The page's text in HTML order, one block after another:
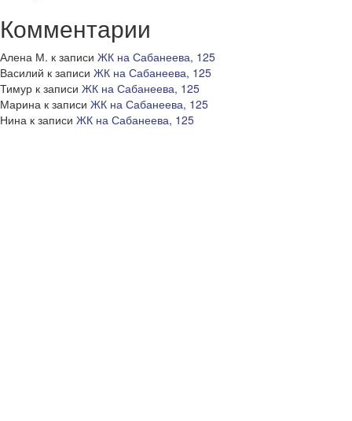
Комментарии
Алена М. к записи ЖК на Сабанеева, 125
Василий к записи ЖК на Сабанеева, 125
Тимур к записи ЖК на Сабанеева, 125
Марина к записи ЖК на Сабанеева, 125
Нина к записи ЖК на Сабанеева, 125